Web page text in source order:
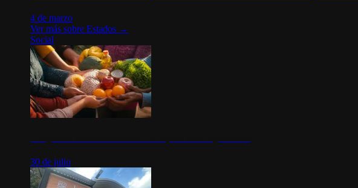
4 de marzo
Ver más sobreEstados →
Social
30 de julio